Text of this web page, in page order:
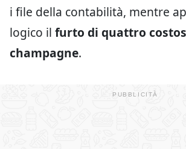
i file della contabilità, mentre
logico il furto di quattro
champagne.